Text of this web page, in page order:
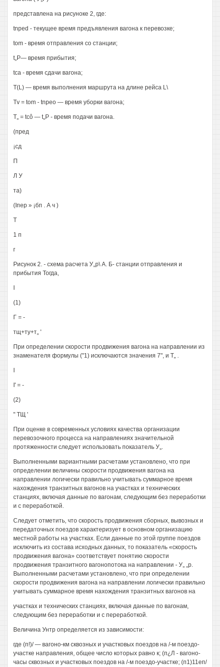
представлена на рисуноке 2, где:
tnped - текущее время предъявления вагона к перевозке;
tom - время отправления со станции;
t„P— время прибытия;
tca - время сдачи вагона;
T(L) — время выполнения маршрута на длине рейса L\
Tv = tom - tnpeo — время уборки вагона;
Т„ = tcô — t„P - время подачи вагона.
(пред
¡сд
П
Л У
та)
(Iпер » ¡бп . А ч )
Т
1 п
г
Рисунок 2. - схема расчета У„р\ А. Б- станции отправления и
прибытия Тогда,
(1)
Г = -
тщ+ту+т„ '
При определении скорости продвижения вагона на направлении из
знаменателя формулы ("1) исключаются значения 7", и Т„ .
I' = -
(2)
" ТЩ '
При оценке в современных условиях качества организации
перевозочного процесса на направлениях значительной
протяженности следует использовать показатель У„.
Выполненными вариантными расчетами установлено, что при
определении величины скорости продвижения вагона на
направлении логически правильно учитывать суммарное время
нахождения транзитных вагонов на участках и технических
станциях, включая данные по вагонам, следующим без переработки
и с переработкой.
Следует отметить, что скорость продвижения сборных, вывозных и
передаточных поездов характеризует в основном организацию
местной работы на участках. Если данные по этой группе поездов
исключить из состава исходных данных, то показатель «скорость
продвижения вагона» соответствует понятию скорости
продвижения транзитного вагонопотока на направлении - У„ „р.
Выполненными расчетами установлено, что при определении
скорости продвижения вагона на направлении логически правильно
учитывать суммарное время нахождения транзитных вагонов на
участках и технических станциях, включая данные по вагонам,
следующим без переработки и с переработкой.
Величина Унтр определяется из зависимости:
где (п!)/ — вагоно-км сквозных и участковых поездов на /-м поездо-
участке направления, общее число которых равно к; (п¿Л - вагоно-
часы сквозных и участковых поездов на /-м поездо-участке; (п1)11еп/